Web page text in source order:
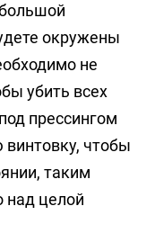
окружены
не
убить всех
прессингом
винтовку, чтобы
таким
над целой